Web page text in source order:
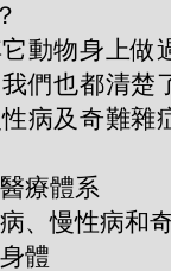
動物身上做
們也都清楚
病及奇難雜
療體系
、慢性病和
體